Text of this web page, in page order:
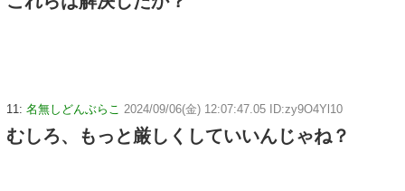
11: 名無しどんぶらこ 2024/09/06(金) 12:07:47.05 ID:zy9O4Yl10
むしろ、もっと厳しくしていいんじゃね？